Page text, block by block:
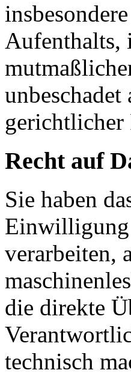
Aufenthalts,
gerichtlicher
Recht auf
Sie haben
Einwilligung
verarbeiten,
die direkte
technisch